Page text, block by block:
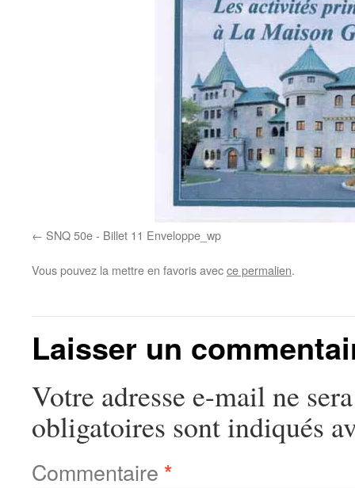
SNQ 50e - Billet 11 Enveloppe_wp
Vous pouvez la mettre en favoris avecce permalien.
Laisser un
Votre adresse e-mail ne
obligatoires sont indiqués
Commentaire *